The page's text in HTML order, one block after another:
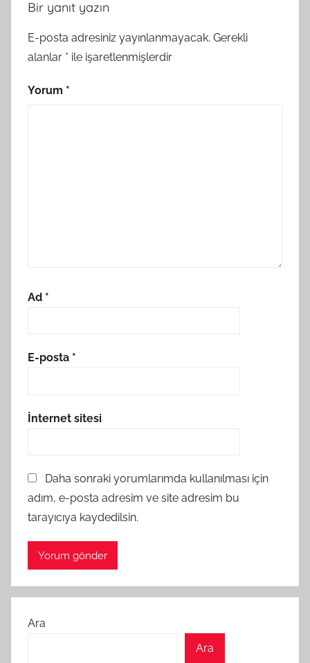
Bir yanıt yazın
E-posta adresiniz yayınlanmayacak. Gerekli
alanlar * ile işaretlenmişlerdir
Yorum *
Ad *
E-posta *
İnternet sitesi
Daha sonraki yorumlarımda kullanılması için
adım, e-posta adresim ve site adresim bu
tarayıcıya kaydedilsin.
Ara
Ara